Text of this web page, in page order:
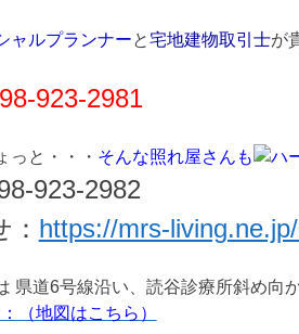
ャルプランナーと宅地建物取引士が
923-2981
っと・・・ そんな照れ屋さんも
923-2982
https://mrs-
県道6号線沿い、読谷診療所斜め向
（地図はこちら）